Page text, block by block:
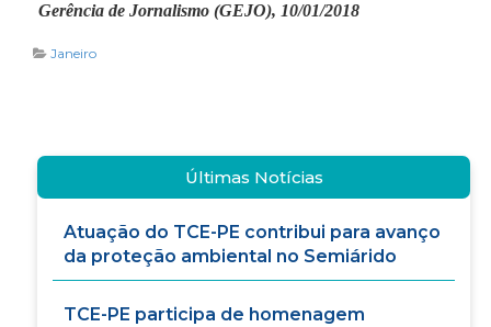
Gerência de Jornalismo (GEJO), 10/01/2018
Janeiro
Últimas Notícias
Atuação do TCE-PE contribui para avanço
da proteção ambiental no Semiárido
TCE-PE participa de homenagem